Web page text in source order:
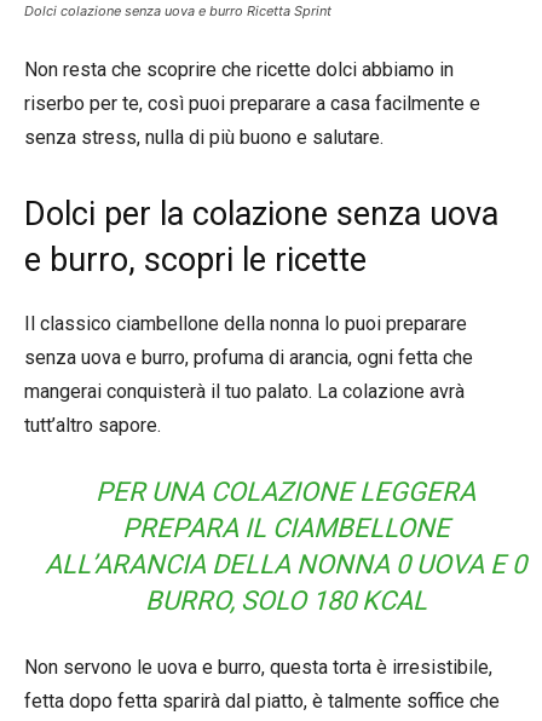
Dolci colazione senza uova e burro Ricetta Sprint
Non resta che scoprire che ricette dolci abbiamo in
riserbo per te, così puoi preparare a casa facilmente e
senza stress, nulla di più buono e salutare.
Dolci per la colazione senza uova
e burro, scopri le ricette
Il classico ciambellone della nonna lo puoi preparare
senza uova e burro, profuma di arancia, ogni fetta che
mangerai conquisterà il tuo palato. La colazione avrà
tutt’altro sapore.
PER UNA COLAZIONE LEGGERA
PREPARA IL CIAMBELLONE
ALL’ARANCIA DELLA NONNA 0 UOVA E 0
BURRO, SOLO 180 KCAL
Non servono le uova e burro, questa torta è irresistibile,
fetta dopo fetta sparirà dal piatto, è talmente soffice che